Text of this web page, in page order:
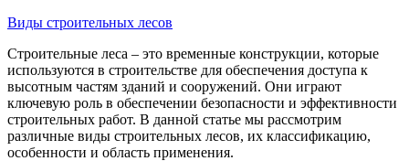
Виды строительных лесов
Строительные леса – это временные конструкции, которые
используются в строительстве для обеспечения доступа к
высотным частям зданий и сооружений. Они играют
ключевую роль в обеспечении безопасности и эффективности
строительных работ. В данной статье мы рассмотрим
различные виды строительных лесов, их классификацию,
особенности и область применения.